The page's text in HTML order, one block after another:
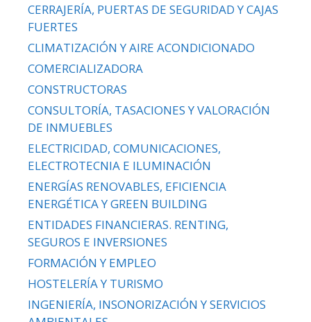
CERRAJERÍA, PUERTAS DE SEGURIDAD Y CAJAS
FUERTES
CLIMATIZACIÓN Y AIRE ACONDICIONADO
COMERCIALIZADORA
CONSTRUCTORAS
CONSULTORÍA, TASACIONES Y VALORACIÓN
DE INMUEBLES
ELECTRICIDAD, COMUNICACIONES,
ELECTROTECNIA E ILUMINACIÓN
ENERGÍAS RENOVABLES, EFICIENCIA
ENERGÉTICA Y GREEN BUILDING
ENTIDADES FINANCIERAS. RENTING,
SEGUROS E INVERSIONES
FORMACIÓN Y EMPLEO
HOSTELERÍA Y TURISMO
INGENIERÍA, INSONORIZACIÓN Y SERVICIOS